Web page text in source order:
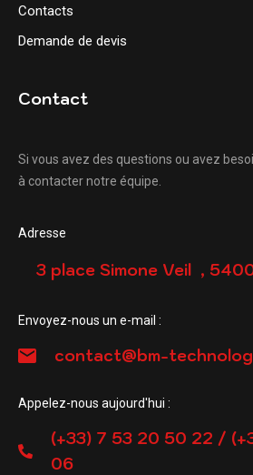
Contacts
Demande de devis
Contact
Si vous avez des questions ou avez
à contacter notre équipe.
Adresse
3 place Simone Veil ,
Envoyez-nous un e-mail :
contact@bm-
Appelez-nous aujourd'hui :
(+33) 7 53 20 50 22 /
06